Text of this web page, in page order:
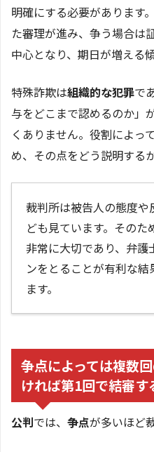
明確にする必要があります
た審理が進み、争う場合は
中心となり、期日が増える
特殊詐欺は組織的な犯罪で
与をどこまで認めるのか」
くありません。役割によっ
め、その点をどう説明する
裁判所は被告人の態度
ども見ています。その
非常に大切であり、弁護
ンをとることが有利な
ます。
争点によっては複数
ければ第1回で結審す
公判では、 争点が多いほど